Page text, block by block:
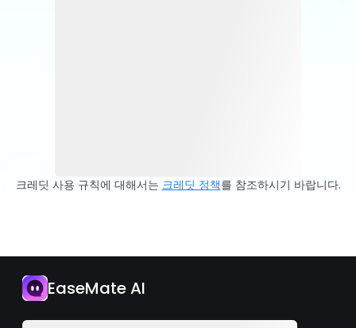
크레딧 사용 규칙에 대해서는 크레딧 정책를 참조하시기 바랍니다.
EaseMate AI